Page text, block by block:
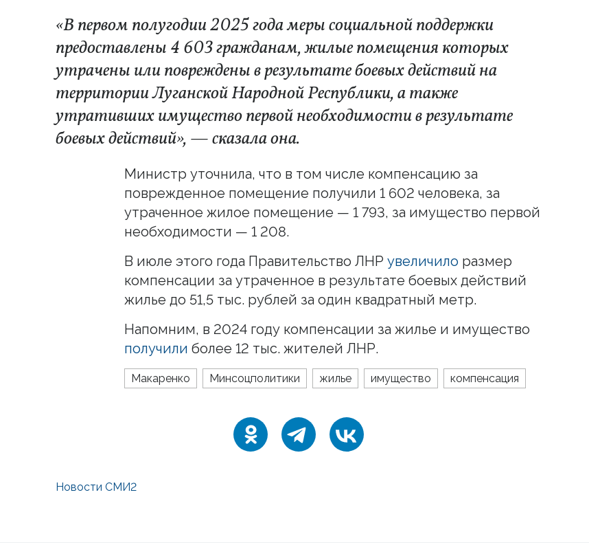
«В первом полугодии 2025 года меры социальной поддержки
предоставлены 4 603 гражданам, жилые помещения которых
утрачены или повреждены в результате боевых действий на
территории Луганской Народной Республики, а также
утративших имущество первой необходимости в результате
боевых действий», — сказала она.
Министр уточнила, что в том числе компенсацию за
поврежденное помещение получили 1 602 человека, за
утраченное жилое помещение — 1 793, за имущество первой
необходимости — 1 208.
В июле этого года Правительство ЛНР увеличило размер
компенсации за утраченное в результате боевых действий
жилье до 51,5 тыс. рублей за один квадратный метр.
Напомним, в 2024 году компенсации за жилье и имущество
получили более 12 тыс. жителей ЛНР.
Макаренко Минсоцполитики жилье имущество компенсация
Новости СМИ2